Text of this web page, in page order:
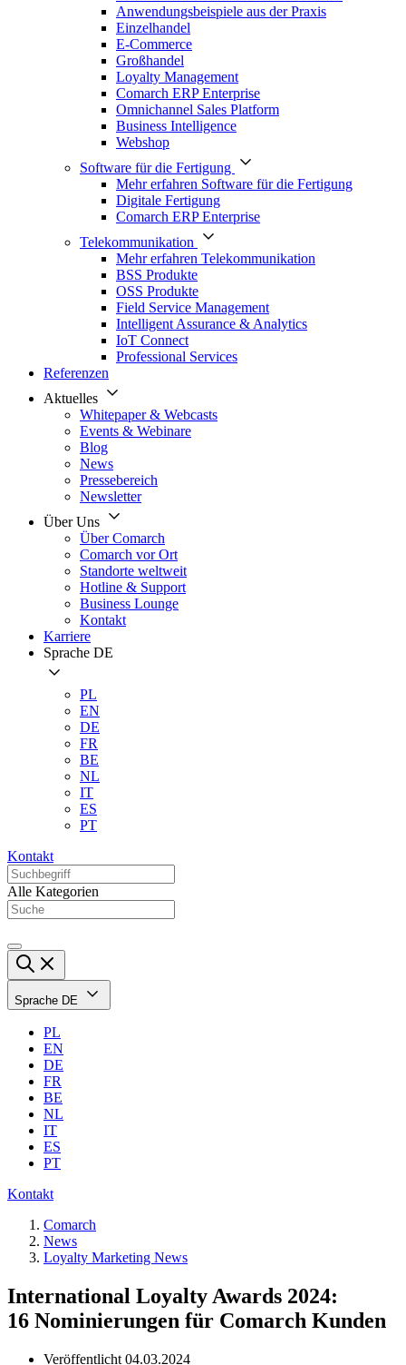
Anwendungsbeispiele aus der Praxis
Einzelhandel
E-Commerce
Großhandel
Loyalty Management
Comarch ERP Enterprise
Omnichannel Sales Platform
Business Intelligence
Webshop
Software für die Fertigung
Mehr erfahren Software für die Fertigung
Digitale Fertigung
Comarch ERP Enterprise
Telekommunikation
Mehr erfahren Telekommunikation
BSS Produkte
OSS Produkte
Field Service Management
Intelligent Assurance & Analytics
IoT Connect
Professional Services
Referenzen
Aktuelles
Whitepaper & Webcasts
Events & Webinare
Blog
News
Pressebereich
Newsletter
Über Uns
Über Comarch
Comarch vor Ort
Standorte weltweit
Hotline & Support
Business Lounge
Kontakt
Karriere
Sprache DE
PL
EN
DE
FR
BE
NL
IT
ES
PT
Kontakt
Alle Kategorien
Sprache DE
PL
EN
DE
FR
BE
NL
IT
ES
PT
Kontakt
Comarch
News
Loyalty Marketing News
International Loyalty Awards 2024:
16 Nominierungen für Comarch Kunden
Veröffentlicht 04.03.2024